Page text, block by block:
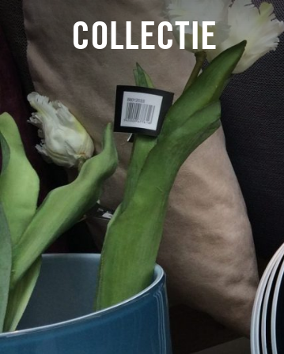
COLLECTIE